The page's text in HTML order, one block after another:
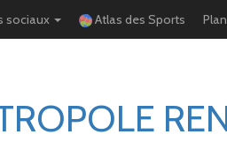
sociaux Atlas des Sports